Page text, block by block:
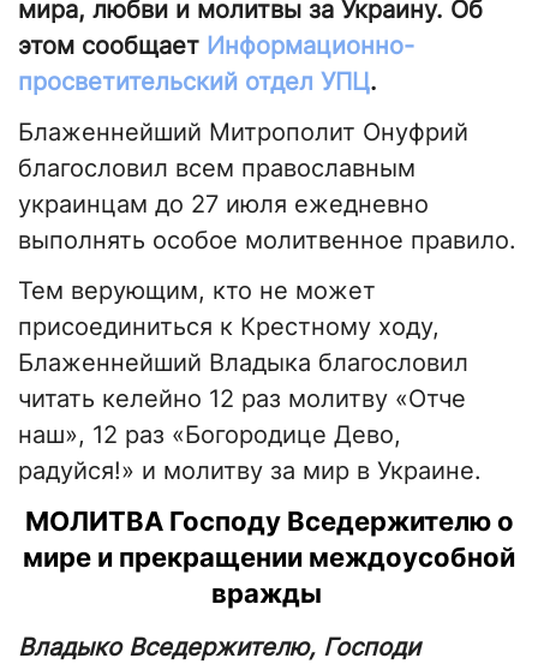
мира, любви и молитвы за Украину. Об
этом сообщает Информационно-
просветительский отдел УПЦ.
Блаженнейший Митрополит Онуфрий
благословил всем православным
украинцам до 27 июля ежедневно
выполнять особое молитвенное правило.
Тем верующим, кто не может
присоединиться к Крестному ходу,
Блаженнейший Владыка благословил
читать келейно 12 раз молитву «Отче
наш», 12 раз «Богородице Дево,
радуйся!» и молитву за мир в Украине.
МОЛИТВА Господу Вседержителю о
мире и прекращении междоусобной
вражды
Владыко Вседержителю, Господи